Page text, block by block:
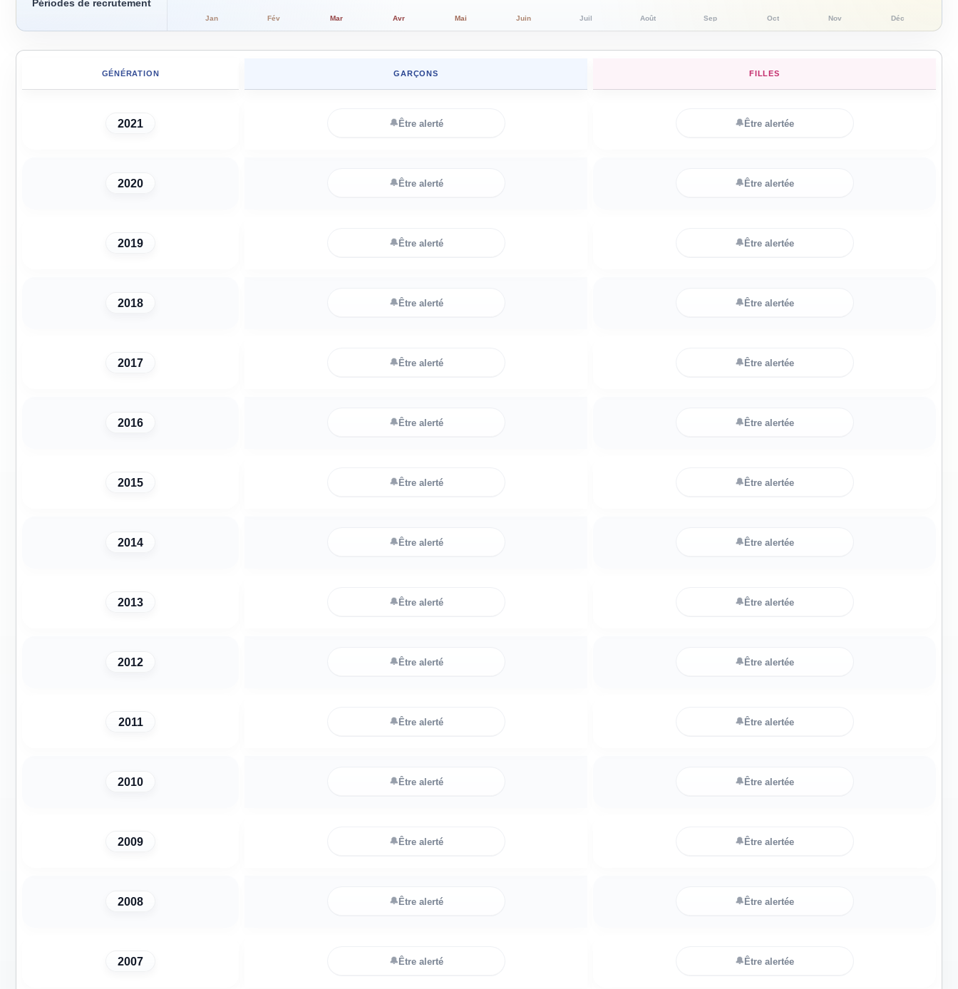
Périodes de recrutement
Jan Fév Mar Avr Mai Juin Juil Août Sep Oct Nov Déc
GÉNÉRATION GARÇONS FILLES
2021 🔔Être alerté 🔔Être alertée
2020 🔔Être alerté 🔔Être alertée
2019 🔔Être alerté 🔔Être alertée
2018 🔔Être alerté 🔔Être alertée
2017 🔔Être alerté 🔔Être alertée
2016 🔔Être alerté 🔔Être alertée
2015 🔔Être alerté 🔔Être alertée
2014 🔔Être alerté 🔔Être alertée
2013 🔔Être alerté 🔔Être alertée
2012 🔔Être alerté 🔔Être alertée
2011 🔔Être alerté 🔔Être alertée
2010 🔔Être alerté 🔔Être alertée
2009 🔔Être alerté 🔔Être alertée
2008 🔔Être alerté 🔔Être alertée
2007 🔔Être alerté 🔔Être alertée